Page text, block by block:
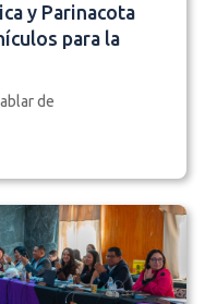
y Parinacota
para la
de